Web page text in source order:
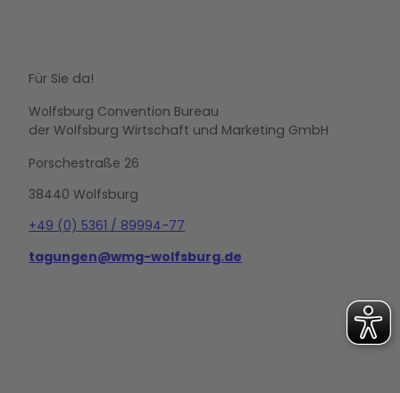
Für Sie da!
Wolfsburg Convention Bureau
der Wolfsburg Wirtschaft und Marketing GmbH
Porschestraße 26
38440 Wolfsburg
+49 (0) 5361 / 89994-77
tagungen@wmg-wolfsburg.de